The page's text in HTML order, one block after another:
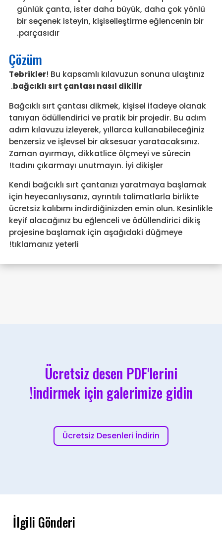
günlük çanta, ister daha büyük, daha çok yönlü
bir seçenek isteyin, kişiselleştirme eğlencenin bir
parçasıdır.
Çözüm
Tebrikler! Bu kapsamlı kılavuzun sonuna ulaştınız
bağcıklı sırt çantası nasıl dikilir
.
Bağcıklı sırt çantası dikmek, kişisel ifadeye olanak
tanıyan ödüllendirici ve pratik bir projedir. Bu adım
adım kılavuzu izleyerek, yıllarca kullanabileceğiniz
benzersiz ve işlevsel bir aksesuar yaratacaksınız.
Zaman ayırmayı, dikkatlice ölçmeyi ve sürecin
tadını çıkarmayı unutmayın. İyi dikişler!
Kendi bağcıklı sırt çantanızı yaratmaya başlamak
için heyecanlıysanız, ayrıntılı talimatlarla birlikte
ücretsiz kalıbımı indirdiğinizden emin olun. Kesinlikle
keyif alacağınız bu eğlenceli ve ödüllendirici dikiş
projesine başlamak için aşağıdaki düğmeye
tıklamanız yeterli!
Ücretsiz desen PDF'lerini
indirmek için galerimize gidin!
Ücretsiz Desenleri İndirin
İlgili Gönderi